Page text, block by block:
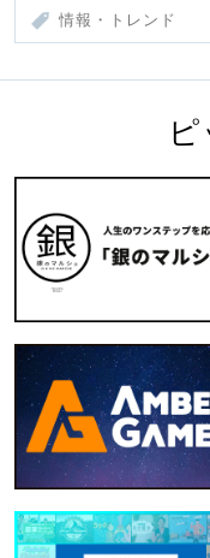
情報・トレンド